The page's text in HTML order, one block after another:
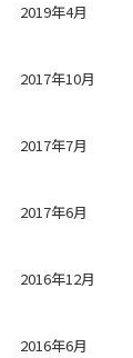
2019年4月
2017年10月
2017年7月
2017年6月
2016年12月
2016年6月